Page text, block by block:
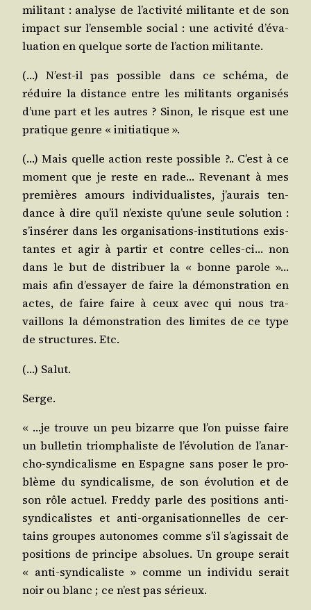
mili­tant : ana­lyse de l’ac­ti­vi­té mili­tante et de son
impact sur l’en­semble social : une acti­vi­té d’é­va­
lua­tion en quelque sorte de l’ac­tion militante.
(…) N’est-il pas pos­sible dans ce sché­ma, de
réduire la dis­tance entre les mili­tants orga­ni­sés
d’une part et les autres ? Sinon, le risque est une
pra­tique genre « initiatique ».
(…) Mais quelle action reste pos­sible ?.. C’est à ce
moment que je reste en rade… Reve­nant à mes
pre­mières amours indi­vi­dua­listes, j’au­rais ten­
dance à dire qu’il n’existe qu’une seule solu­tion :
s’in­sé­rer dans les orga­ni­sa­tions-ins­ti­tu­tions exis­
tantes et agir à par­tir et contre celles-ci… non
dans le but de dis­tri­buer la « bonne parole »…
mais afin d’es­sayer de faire la démons­tra­tion en
actes, de faire faire à ceux avec qui nous tra­
vaillons la démons­tra­tion des limites de ce type
de struc­tures. Etc.
(…) Salut.
Serge.
« …je trouve un peu bizarre que l’on puisse faire
un bul­le­tin triom­pha­liste de l’é­vo­lu­tion de l’a­nar­
cho-syn­di­ca­lisme en Espagne sans poser le pro­
blème du syn­di­ca­lisme, de son évo­lu­tion et de
son rôle actuel. Fred­dy parle des posi­tions anti-
syn­di­ca­listes et anti-orga­ni­sa­tion­nelles de cer­
tains groupes auto­nomes comme s’il s’a­gis­sait de
posi­tions de prin­cipe abso­lues. Un groupe serait
« anti-syn­di­ca­­liste » comme un indi­vi­du serait
noir ou blanc ; ce n’est pas sérieux.